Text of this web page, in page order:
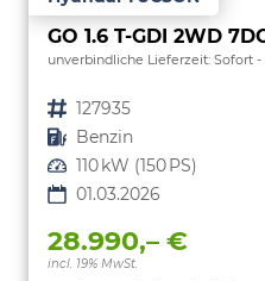
unverbindliche Lieferzeit: Sofort
Fahrzeugnr. 127935
Kraftstoff Benzin
Leistung 110 kW (150 PS)
01.03.2026
28.990,– €
incl. 19% MwSt.